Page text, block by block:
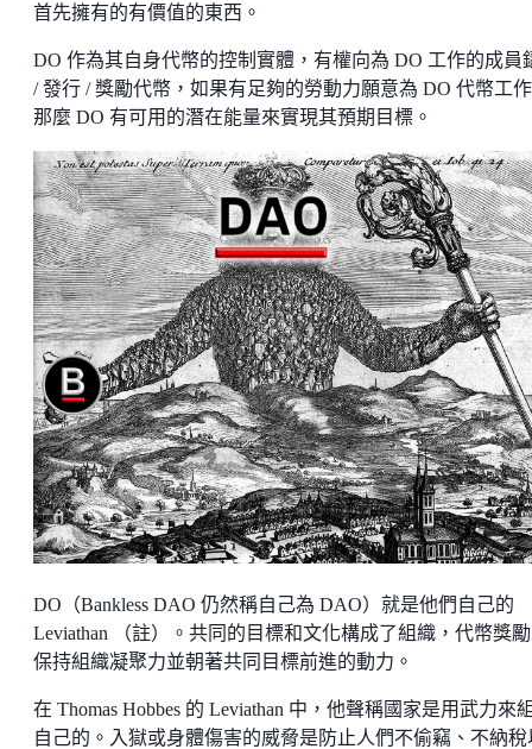
首先擁有的有價值的東西。
DO 作為其自身代幣的控制實體，有權向為 DO 工作的成員
/ 發行 / 獎勵代幣，如果有足夠的勞動力願意為 DO 代幣工
那麼 DO 有可用的潛在能量來實現其預期目標。
DO（Bankless DAO 仍然稱自己為 DAO）就是他們自己的
Leviathan （註）。共同的目標和文化構成了組織，代幣獎
保持組織凝聚力並朝著共同目標前進的動力。
在 Thomas Hobbes 的 Leviathan 中，他聲稱國家是用武力來
自己的。入獄或身體傷害的威脅是防止人們不偷竊、不納稅